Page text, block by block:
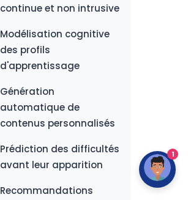
continue et non intrusive
Modélisation cognitive
des profils
d'apprentissage
Génération
automatique de
contenus personnalisés
Prédiction des difficultés
avant leur apparition
Recommandations
1